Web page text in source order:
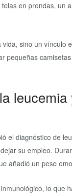
en prendas, un
sino un vínculo
pequeñas
el diagnóstico de
su empleo.
añadió un peso
lo que